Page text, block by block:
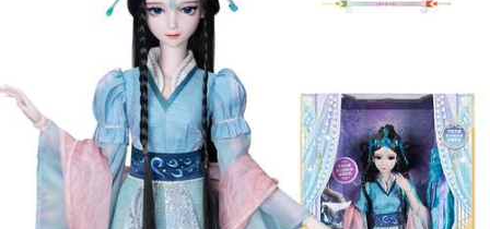
拼砌组合及乐高LEGO
玩具车，货车，火车及遥控系列
手工艺，文具，蜡笔，泥胶，画板
娃娃，芭比，收藏公仔